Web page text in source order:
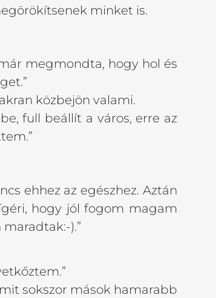
minket is.
megmondta, hogy hol és
közbejön valami.
full beállít a város, erre az
ehhez az egészhez. Aztán
hogy jól fogom magam
).”
sokszor mások hamarabb